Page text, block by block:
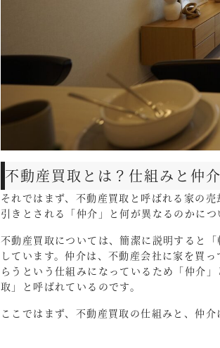
不動産買取とは？仕組みと仲
それではまず、不動産買取と呼ばれる家の
引きとされる「仲介」と何が異なるのかにつ
不動産買取については、簡潔に説明すると
しています。仲介は、不動産会社に家を買
らうという仕組みになっているため「仲介
取」と呼ばれているのです。
ここではまず、不動産買取の仕組みと、仲